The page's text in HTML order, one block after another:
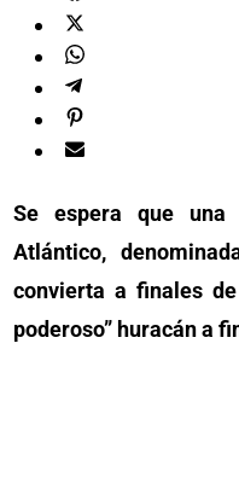
Se espera que una
Atlántico,
convierta a finales
poderoso” huracán a